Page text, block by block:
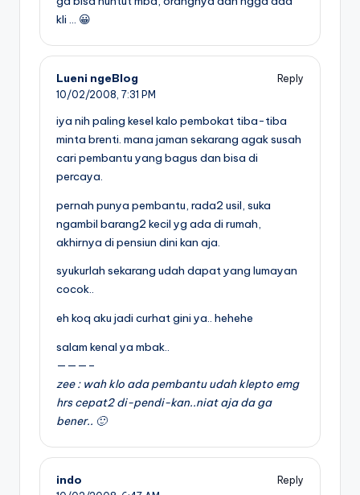
kli … 😀
Lueni ngeBlog
Reply
10/02/2008, 7:31 PM
iya nih paling kesel kalo pembokat tiba-tiba
minta brenti. mana jaman sekarang agak susah
cari pembantu yang bagus dan bisa di
percaya.
pernah punya pembantu, rada2 usil, suka
ngambil barang2 kecil yg ada di rumah,
akhirnya di pensiun dini kan aja.
syukurlah sekarang udah dapat yang lumayan
cocok..
eh koq aku jadi curhat gini ya.. hehehe
salam kenal ya mbak..
———–
zee : wah klo ada pembantu udah klepto emg
hrs cepat2 di-pendi-kan..niat aja da ga
bener.. 🙂
indo
Reply